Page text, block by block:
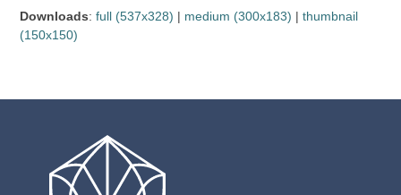
Downloads:full (537x328) | medium (300x183) |thumbnail
(150x150)